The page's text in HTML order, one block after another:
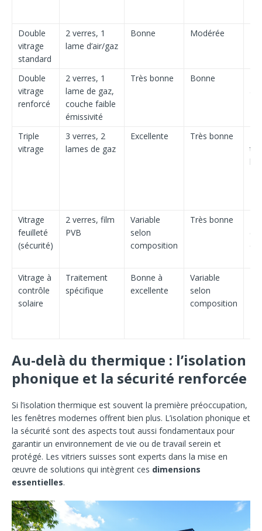
Double
vitrage
standard
2 verres, 1
lame d’air/gaz
Bonne Modérée
Double
vitrage
renforcé
2 verres, 1
lame de gaz,
couche faible
émissivité
Très bonne Bonne
à
Triple
vitrage
3 verres, 2
lames de gaz
Excellente Très bonne
Vitrage
feuilleté
(sécurité)
2 verres, film
PVB
Variable
selon
composition
Très bonne
Vitrage à
contrôle
solaire
Traitement
spécifique
Bonne à
excellente
Variable
selon
composition
Au-delà du thermique : l’isolation
phonique et la sécurité renforcée
Si l’isolation thermique est souvent la première préoccupation,
les fenêtres modernes offrent bien plus. L’isolation phonique et
la sécurité sont des aspects tout aussi fondamentaux pour
garantir un environnement de vie ou de travail serein et
protégé. Les vitriers suisses sont experts dans la mise en
œuvre de solutions qui intègrent ces dimensions
essentielles.